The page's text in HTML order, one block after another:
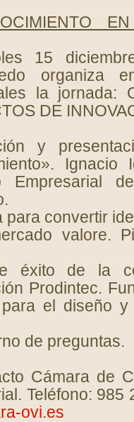
15
organiza
la jornada:
DE
y
Ignacio
Empresarial
para convertir
valore.
éxito de la
Prodintec.
el diseño
de preguntas.
Cámara de
Teléfono: 985
ovi.es